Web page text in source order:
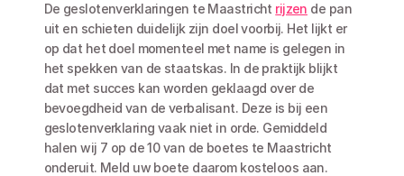
De geslotenverklaringen te Maastricht rijzen de pan
uit en schieten duidelijk zijn doel voorbij. Het lijkt er
op dat het doel momenteel met name is gelegen in
het spekken van de staatskas. In de praktijk blijkt
dat met succes kan worden geklaagd over de
bevoegdheid van de verbalisant. Deze is bij een
geslotenverklaring vaak niet in orde. Gemiddeld
halen wij 7 op de 10 van de boetes te Maastricht
onderuit. Meld uw boete daarom kosteloos aan.